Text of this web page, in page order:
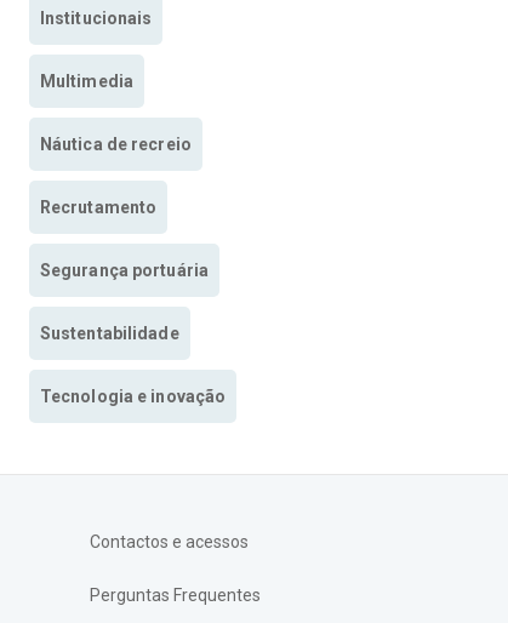
Institucionais
Multimedia
Náutica de recreio
Recrutamento
Segurança portuária
Sustentabilidade
Tecnologia e inovação
Contactos e acessos
Perguntas Frequentes